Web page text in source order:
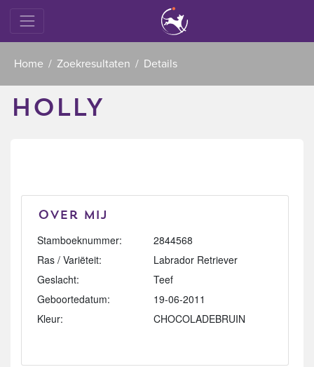
Home Zoekresultaten Details
HOLLY
Over mij
Stamboeknummer:
2844568
Ras / Variëteit:
Labrador Retriever
Geslacht:
Teef
Geboortedatum:
19-06-2011
Kleur:
CHOCOLADEBRUIN